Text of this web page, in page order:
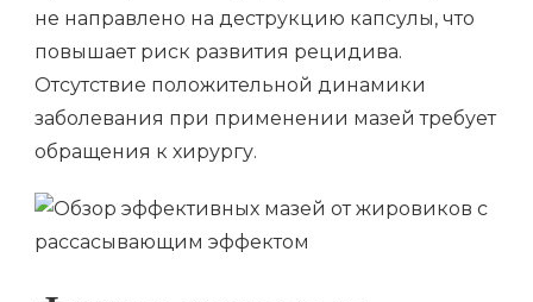
не направлено на деструкцию капсулы, что
повышает риск развития рецидива.
Отсутствие положительной динамики
заболевания при применении мазей требует
обращения к хирургу.